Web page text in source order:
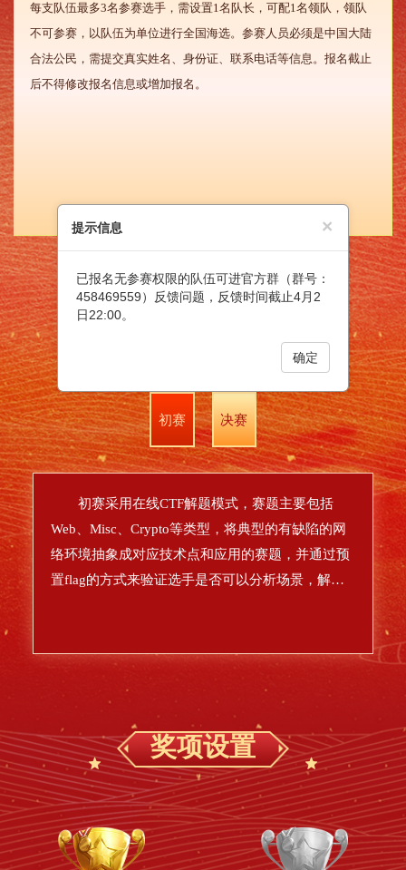
每支队伍最多3名参赛选手，需设置1名队长，可配1名领队，领队
不可参赛，以队伍为单位进行全国海选。参赛人员必须是中国大陆
合法公民，需提交真实姓名、身份证、联系电话等信息。报名截止
后不得修改报名信息或增加报名。
初赛 决赛
初赛采用在线CTF解题模式，赛题主要包括
Web、Misc、Crypto等类型，将典型的有缺陷的网
络环境抽象成对应技术点和应用的赛题，并通过预
置flag的方式来验证选手是否可以分析场景，解析
奖项设置
×
提示信息
已报名无参赛权限的队伍可进官方群（群号：
458469559）反馈问题，反馈时间截止4月2
日22:00。
确定